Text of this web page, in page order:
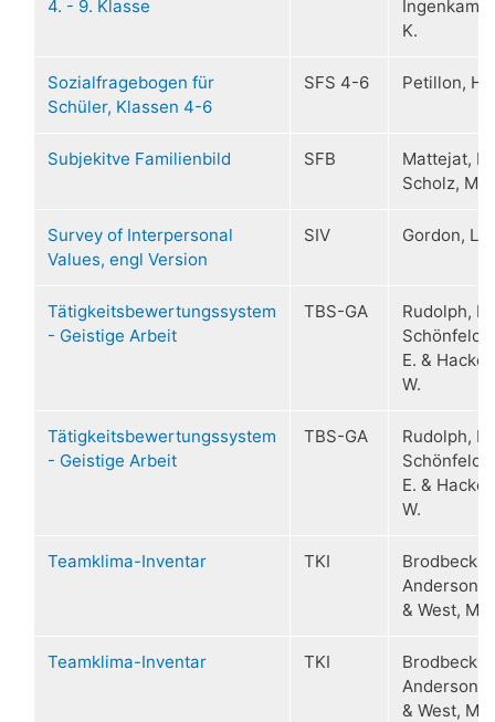
4. - 9. Klasse
Ingenkamp,
K.
Sozialfragebogen für
Schüler, Klassen 4-6
SFS 4-6 Petillon, H.
Subjekitve Familienbild SFB
Mattejat, F.
Scholz, M.
Survey of Interpersonal
Values, engl Version
SIV Gordon,
Tätigkeitsbewertungssystem
- Geistige Arbeit
TBS-GA
Rudolph, E.,
E. & Hacker,
W.
Tätigkeitsbewertungssystem
- Geistige Arbeit
TBS-GA
Rudolph, E.,
E. & Hacker,
W.
Teamklima-Inventar TKI
Brodbeck,
Anderson,
& West, M.
Teamklima-Inventar TKI
Brodbeck,
Anderson,
& West, M.